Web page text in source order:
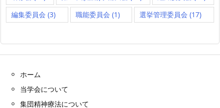
編集委員会 (3) 職能委員会 (1) 選挙管理委員会 (17)
ホーム
当学会について
集団精神療法について